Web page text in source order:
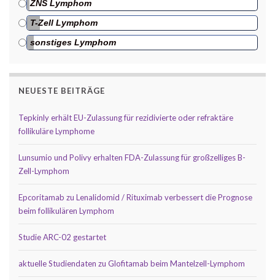
ZNS Lymphom
T-Zell Lymphom
sonstiges Lymphom
NEUESTE BEITRÄGE
Tepkinly erhält EU-Zulassung für rezidivierte oder refraktäre
follikuläre Lymphome
Lunsumio und Polivy erhalten FDA-Zulassung für großzelliges B-
Zell-Lymphom
Epcoritamab zu Lenalidomid / Rituximab verbessert die Prognose
beim follikulären Lymphom
Studie ARC-02 gestartet
aktuelle Studiendaten zu Glofitamab beim Mantelzell-Lymphom